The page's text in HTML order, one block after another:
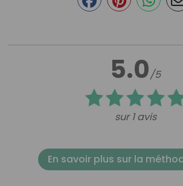
5.0/5
sur 1 avis
En savoir plus sur la